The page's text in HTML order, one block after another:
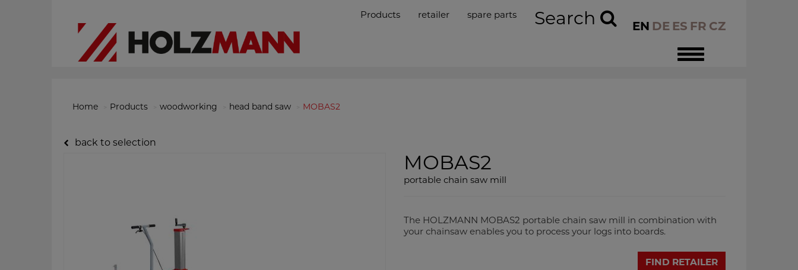
Toggle
navigation
EN DE ES FR CZ
Products retailer spare parts Search
Home Products woodworking head band saw MOBAS2
back to selection
MOBAS2
portable chain saw mill
The HOLZMANN MOBAS2 portable chain saw mill in combination with
your chainsaw enables you to process your logs into boards.
FIND RETAILER